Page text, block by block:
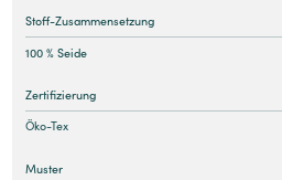
Stoff-Zusammensetzung
100 % Seide
Zertifizierung
Öko-Tex
Muster